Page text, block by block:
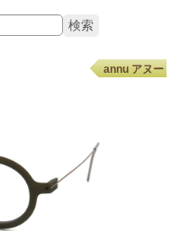
annu アヌー